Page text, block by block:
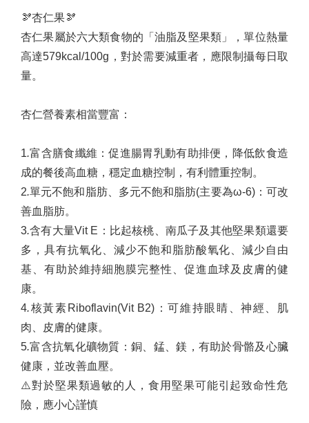
🫘杏仁果🫘
杏仁果屬於六大類食物的「油脂及堅果類」，單位熱量
高達579kcal/100g ，對於需要減重者，應限制攝每日取
量。
杏仁營養素相當豐富：
1️.富含膳食纖維：促進腸胃乳動有助排便，降低飲食造
成的餐後高血糖，穩定血糖控制，有利體重控制。
2️.單元不飽和脂肪、多元不飽和脂肪(主要為ω-6)：可改
善血脂肪。
3️.含有大量Vit E ：比起核桃、南瓜子及其他堅果類還要
多，具有抗氧化、減少不飽和脂肪酸氧化、減少自由
基、有助於維持細胞膜完整性、促進血球及皮膚的健
康。
4️.核黃素 Riboflavin(Vit B2) ：可維持眼睛、神經、肌
肉、皮膚的健康。
5️.富含抗氧化礦物質：銅、錳、鎂，有助於骨骼及心臟
健康，並改善血壓。
⚠️對於堅果類過敏的人，食用堅果可能引起致命性危
險，應小心謹慎